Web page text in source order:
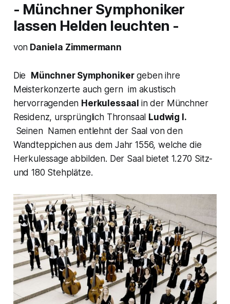
- Münchner Symphoniker
lassen Helden leuchten -
von Daniela Zimmermann
Die Münchner Symphonikergeben ihre
Meisterkonzerte auch gern im akustisch
hervorragenden Herkulessaal in der Münchner
Residenz, ursprünglich Thronsaal Ludwig I.
Seinen Namen entlehnt der Saal von den
Wandteppichen aus dem Jahr 1556, welche die
Herkulessage abbilden. Der Saal bietet 1.270 Sitz-
und 180 Stehplätze.